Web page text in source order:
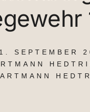
SEPTEMBER